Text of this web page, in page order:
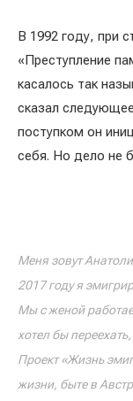
В 1992 году, при
«Преступление
касалось так
сказал
поступком он
себя. Но дело не
Меня зовут
2017 году я
Мы с женой
хотел бы
Проект «Жизнь
жизни, быте в